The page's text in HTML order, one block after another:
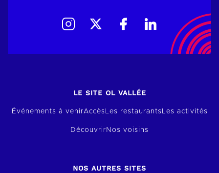
LE SITE OL VALLÉE
Événements à venirAccèsLes restaurantsLes activités
Découvrir Nos voisins
NOS AUTRES SITES